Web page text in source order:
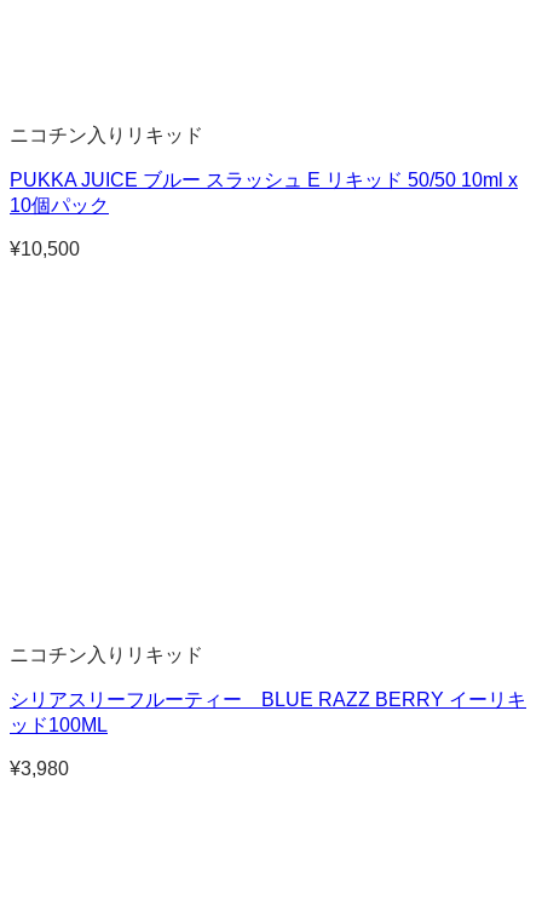
ニコチン入りリキッド
PUKKA JUICE ブルー スラッシュ E リキッド 50/50 10ml x
10個パック
¥10,500
ニコチン入りリキッド
シリアスリーフルーティー BLUE RAZZ BERRY イーリキ
ッド100ML
¥3,980